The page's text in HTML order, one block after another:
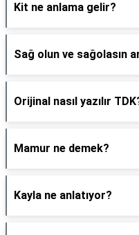
Kit ne anlama gelir?
Sağ olun ve sağolasın
Orijinal nasıl yazılır
Mamur ne demek?
Kayla ne anlatıyor?